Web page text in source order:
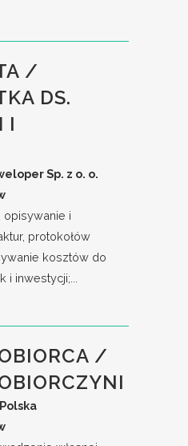
/
DS.
I
Sp. z o. o.
opisywanie i
protokołów
kosztów do
inwestycji;...
/